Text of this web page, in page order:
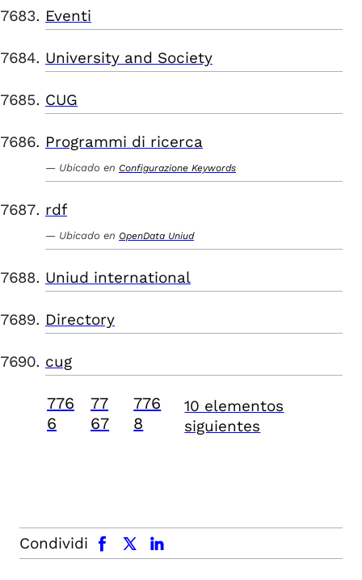
Eventi
University and Society
CUG
Programmi di ricerca
Ubicado en Configurazione Keywords
rdf
Ubicado en OpenData Uniud
Uniud international
Directory
cug
776
6
77
67
776
8
10 elementos
siguientes
Condividi
facebook x.com linkedin